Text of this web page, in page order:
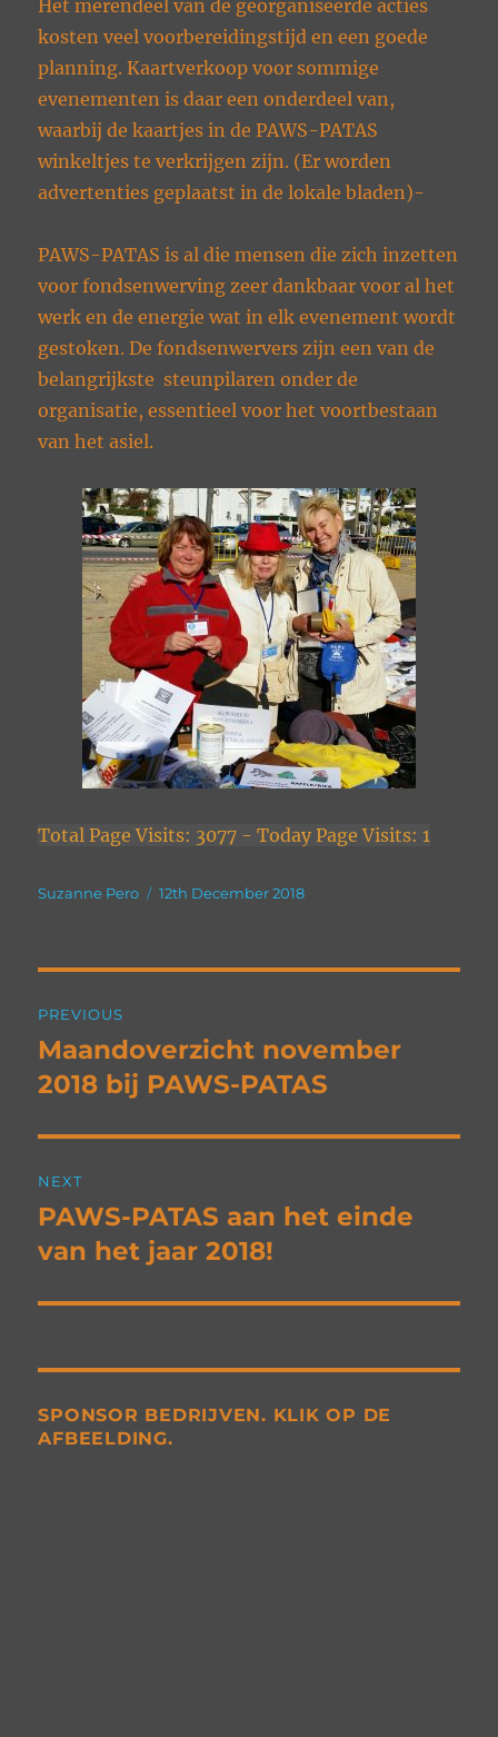
Het merendeel van de georganiseerde acties
kosten veel voorbereidingstijd en een goede
planning. Kaartverkoop voor sommige
evenementen is daar een onderdeel van,
waarbij de kaartjes in de PAWS-PATAS
winkeltjes te verkrijgen zijn. (Er worden
advertenties geplaatst in de lokale bladen)-
PAWS-PATAS is al die mensen die zich inzetten
voor fondsenwerving zeer dankbaar voor al het
werk en de energie wat in elk evenement wordt
gestoken. De fondsenwervers zijn een van de
belangrijkste steunpilaren onder de
organisatie, essentieel voor het voortbestaan
van het asiel.
Total Page Visits: 3077 - Today Page Visits: 1
Author
Suzanne Pero
Posted
12th December 2018
navigation
PREVIOUS
Previous
post:
Maandoverzicht november
2018 bij PAWS-PATAS
NEXT
Next
post:
PAWS-PATAS aan het einde
van het jaar 2018!
SPONSOR BEDRIJVEN. KLIK OP DE
AFBEELDING.